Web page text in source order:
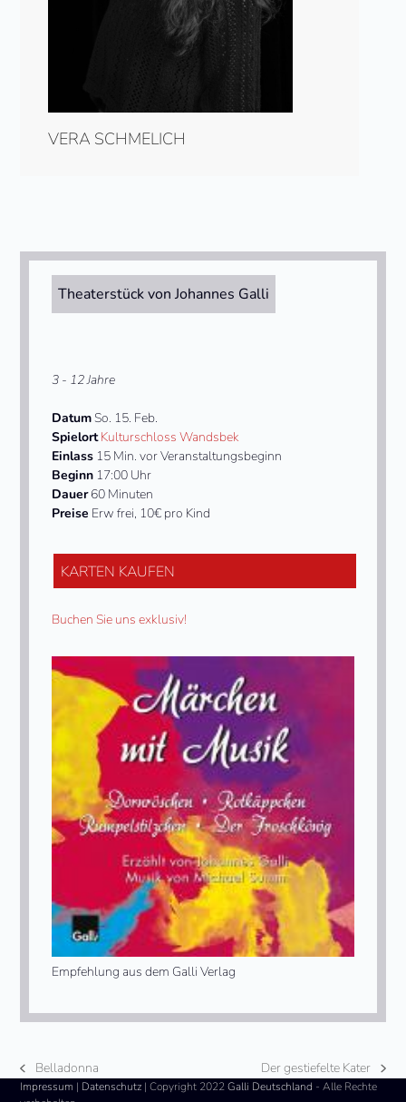
VERA SCHMELICH
Theaterstück von Johannes Galli
3 - 12 Jahre
DatumSo. 15. Feb.
SpielortKulturschloss Wandsbek
Einlass 15 Min. vor Veranstaltungsbeginn
Beginn 17:00 Uhr
Dauer60 Minuten
Preise Erw frei, 10€ pro Kind
KARTEN KAUFEN
Buchen Sie uns exklusiv!
Empfehlung aus dem Galli Verlag
vorheriger
Beitrag:
Belladonna
Nächster
Beitrag:
Der gestiefelte Kater
Impressum | Datenschutz | Copyright 2022Galli Deutschland - Alle Rechte